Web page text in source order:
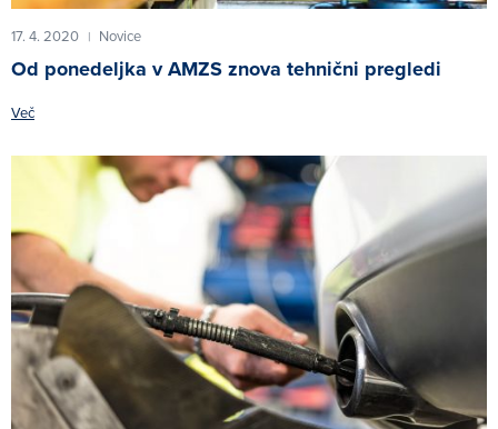
17. 4. 2020 | Novice
Od ponedeljka v AMZS znova tehnični pregledi
Več